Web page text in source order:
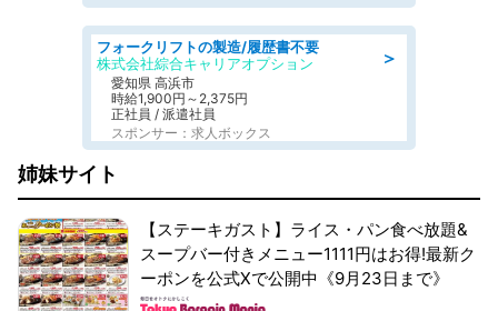
＞
フォークリフトの製造/履歴書不要
株式会社綜合キャリアオプション
愛知県 高浜市
時給1,900円～2,375円
正社員 / 派遣社員
スポンサー：求人ボックス
姉妹サイト
【ステーキガスト】ライス・パン食べ放題&
スープバー付きメニュー1111円はお得!最新ク
ーポンを公式Xで公開中《9月23日まで》